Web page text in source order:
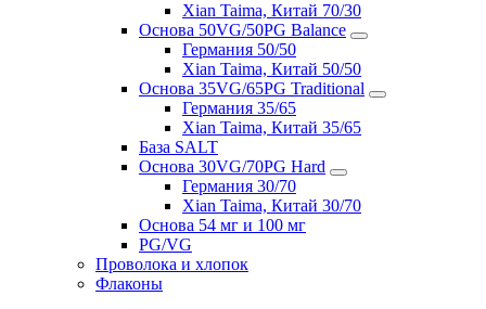
Xian Taima, Китай 70/30
Основа 50VG/50PG Balance
Германия 50/50
Xian Taima, Китай 50/50
Основа 35VG/65PG Traditional
Германия 35/65
Xian Taima, Китай 35/65
База SALT
Основа 30VG/70PG Hard
Германия 30/70
Xian Taima, Китай 30/70
Основа 54 мг и 100 мг
PG/VG
Проволока и хлопок
Флаконы